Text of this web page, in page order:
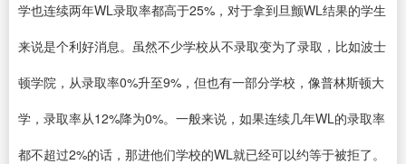
学也连续两年WL录取率都高于25%，对于拿到旦颤WL结果的学生
来说是个利好消息。虽然不少学校从不录取变为了录取，比如波士
顿学院，从录取率0%升至9%，但也有一部分学校，像普林斯顿大
学，录取率从12%降为0%。一般来说，如果连续几年WL的录取率
都不超过2%的话，那进他们学校的WL就已经可以约等于被拒了。